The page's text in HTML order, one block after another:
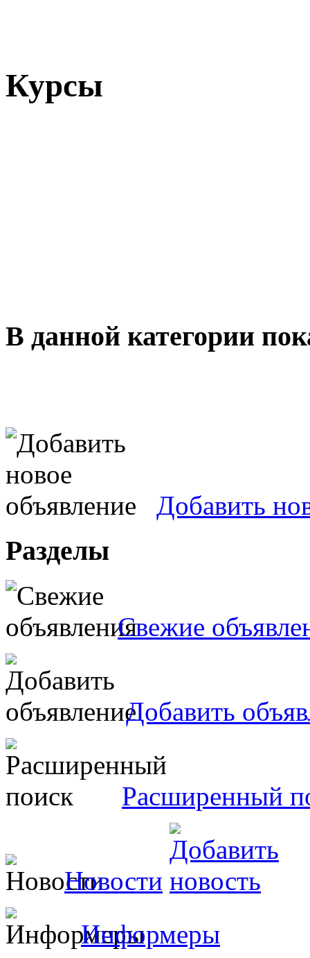
Курсы
В данной категории
Добавить
Разделы
Свежие
Добавить
Расширенный
Новости
Информеры